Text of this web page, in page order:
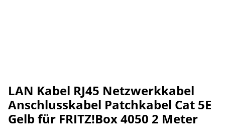
LAN Kabel RJ45 Netzwerkkabel
Anschlusskabel Patchkabel Cat 5E
Gelb für FRITZ!Box 4050 2 Meter